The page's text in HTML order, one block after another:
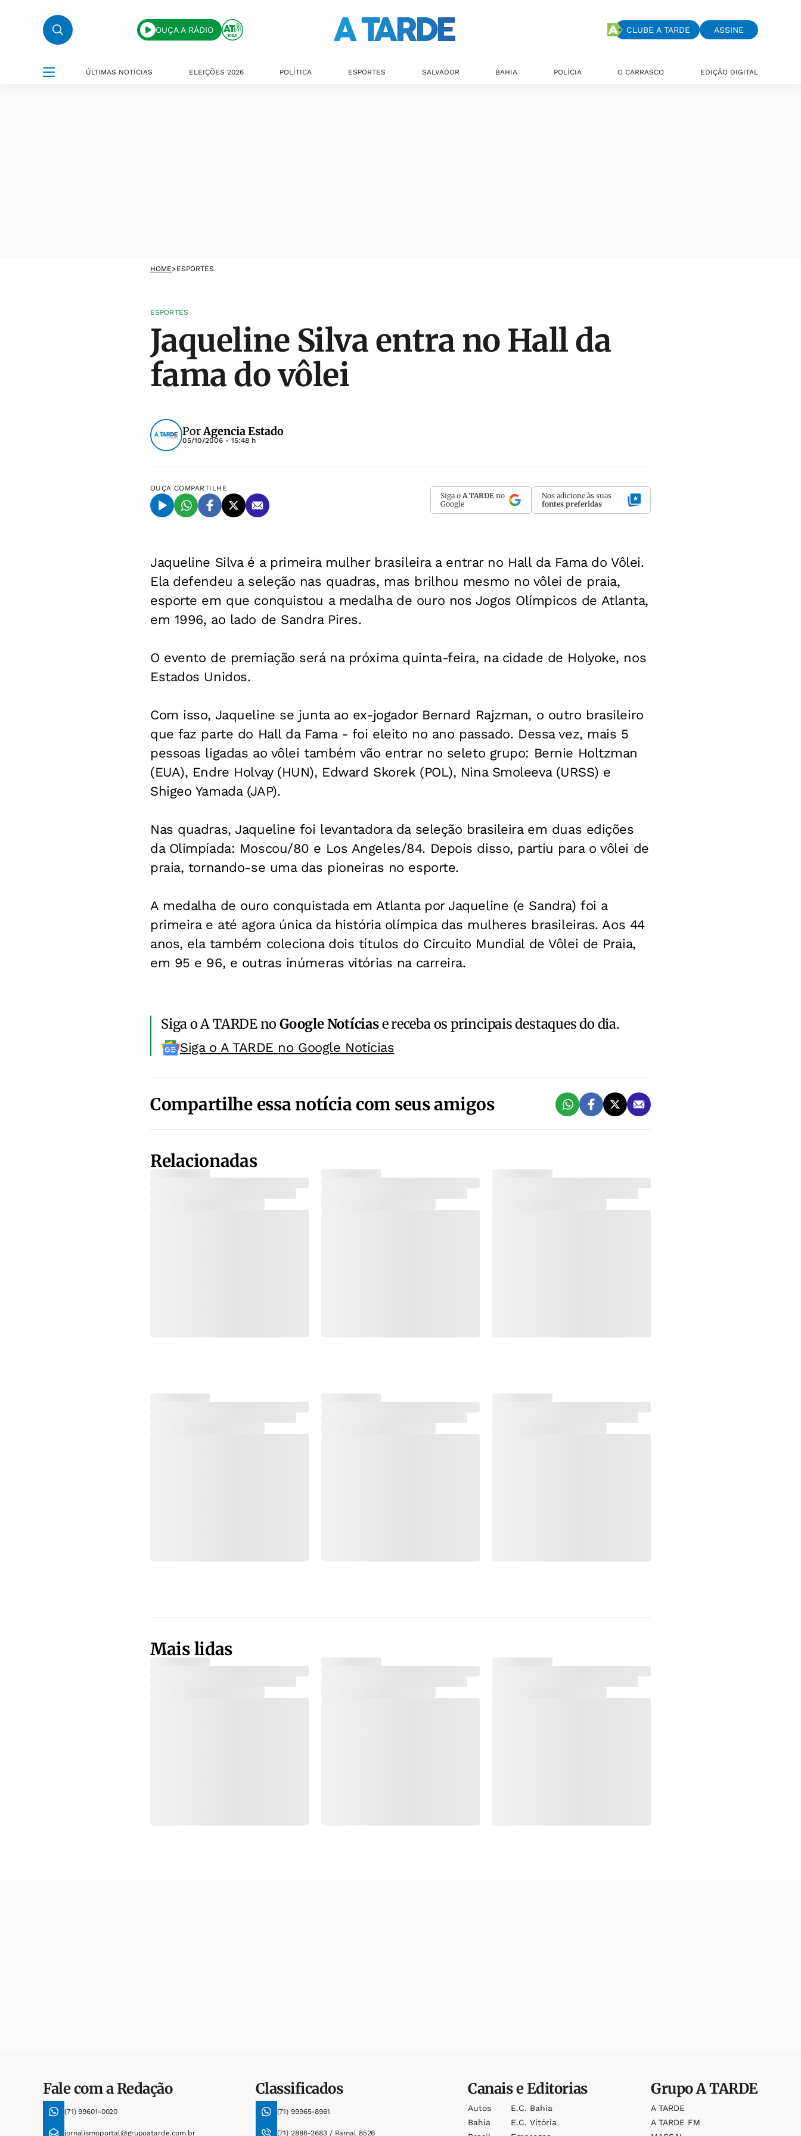
OUÇA A RÁDIO CLUBE A TARDE ASSINE
ÚLTIMAS NOTÍCIAS ELEIÇÕES 2026 POLÍTICA ESPORTES SALVADOR BAHIA POLÍCIA O CARRASCO EDIÇÃO DIGITAL
HOME>ESPORTES
ESPORTES
Jaqueline Silva entra no Hall da
fama do vôlei
PorAgencia Estado
05/10/2006 - 15:48 h
OUÇA COMPARTILHE
Siga o A TARDE no
Google
Nos adicione às suas
fontes preferidas
Jaqueline Silva é a primeira mulher brasileira a entrar no Hall da Fama do Vôlei.
Ela defendeu a seleção nas quadras, mas brilhou mesmo no vôlei de praia,
esporte em que conquistou a medalha de ouro nos Jogos Olímpicos de Atlanta,
em 1996, ao lado de Sandra Pires.
O evento de premiação será na próxima quinta-feira, na cidade de Holyoke, nos
Estados Unidos.
Com isso, Jaqueline se junta ao ex-jogador Bernard Rajzman, o outro brasileiro
que faz parte do Hall da Fama - foi eleito no ano passado. Dessa vez, mais 5
pessoas ligadas ao vôlei também vão entrar no seleto grupo: Bernie Holtzman
(EUA), Endre Holvay (HUN), Edward Skorek (POL), Nina Smoleeva (URSS) e
Shigeo Yamada (JAP).
Nas quadras, Jaqueline foi levantadora da seleção brasileira em duas edições
da Olimpíada: Moscou/80 e Los Angeles/84. Depois disso, partiu para o vôlei de
praia, tornando-se uma das pioneiras no esporte.
A medalha de ouro conquistada em Atlanta por Jaqueline (e Sandra) foi a
primeira e até agora única da história olímpica das mulheres brasileiras. Aos 44
anos, ela também coleciona dois títulos do Circuito Mundial de Vôlei de Praia,
em 95 e 96, e outras inúmeras vitórias na carreira.
Siga o A TARDE noGoogle Notíciase receba os principais destaques do dia.
Siga o A TARDE no Google Noticias
Compartilhe essa notícia com seus amigos
Relacionadas
Mais lidas
Fale com a Redação
(71) 99601-0020
jornalismoportal@grupoatarde.com.br
Classificados
(71) 99965-8961
(71) 2886-2683 / Ramal 8526
Canais e Editorias
Autos
Bahia
E.c. Bahia
E.c. Vitória
GrupoA TARDE
A TARDE
A TARDE FM